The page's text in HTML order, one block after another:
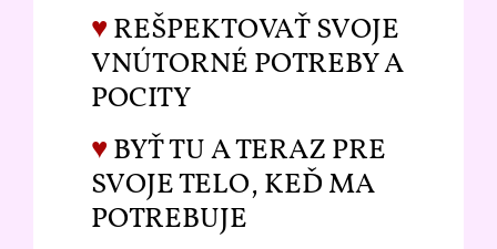
♥REŠPEKTOVAŤ SVOJE
VNÚTORNÉ POTREBY A
POCITY
♥BYŤ TU A TERAZ PRE
SVOJE TELO, KEĎ MA
POTREBUJE